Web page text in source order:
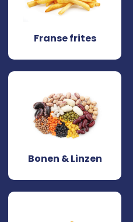
Franse frites
Bonen & Linzen